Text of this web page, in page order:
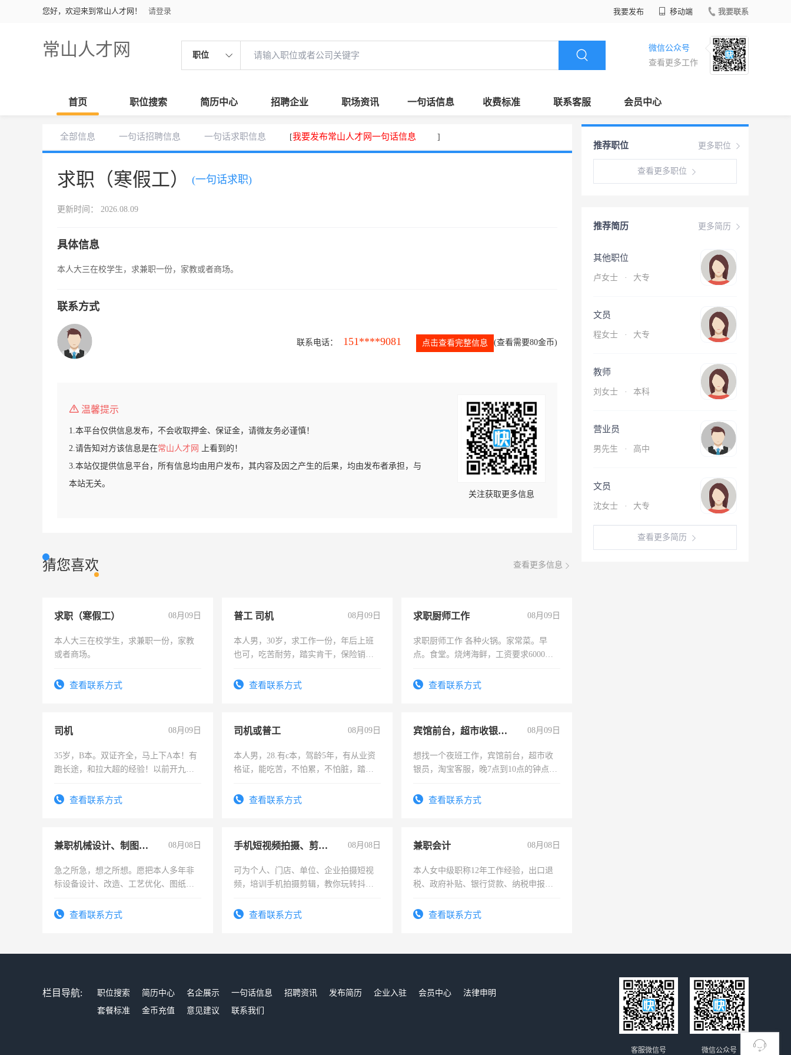
您好，欢迎来到常山人才网！ 请登录 我要发布 移动端 我要联系
常山人才网 职位
微信公众号
查看更多工作
首页 职位搜索 简历中心 招聘企业 职场资讯 一句话信息 收费标准 联系客服 会员中心
全部信息 一句话招聘信息 一句话求职信息 [我要发布常山人才网一句话信息 ]
求职（寒假工） (一句话求职)
更新时间： 2026.08.09
具体信息
本人大三在校学生，求兼职一份，家教或者商场。
联系方式
联系电话： 151****9081 点击查看完整信息 (查看需要80金币)
温馨提示
1.本平台仅供信息发布，不会收取押金、保证金，请微友务必谨慎！
2.请告知对方该信息是在常山人才网
上看到的！
3.本站仅提供信息平台，所有信息均由用户发布，其内容及因之产生的后果，均由发布者承担，与
本站无关。
关注获取更多信息
猜您喜欢 查看更多信息
求职（寒假工） 08月09日
本人大三在校学生，求兼职一份，家教
或者商场。
查看联系方式
普工 司机 08月09日
本人男，30岁，求工作一份，年后上班
也可，吃苦耐劳，踏实肯干，保险销售
查看联系方式
求职厨师工作 08月09日
求职厨师工作 各种火锅。家常菜。早
点。食堂。烧烤海鲜，工资要求6000以
查看联系方式
司机 08月09日
35岁，B本。双证齐全，马上下A本！有
跑长途，和拉大超的经验！以前开九米
查看联系方式
司机或普工 08月09日
本人男，28.有c本，驾龄5年，有从业资
格证，能吃苦，不怕累，不怕脏，踏
查看联系方式
宾馆前台，超市收银员，淘宝客服 08月09日
想找一个夜班工作，宾馆前台，超市收
银员，淘宝客服，晚7点到10点的钟点
号同微信查看联系方式
兼职机械设计、制图、设备改造 08月08日
急之所急，想之所想。愿把本人多年非
标设备设计、改造、工艺优化、图纸制
结识有识之士，共享未来。
查看联系方式
手机短视频拍摄、剪辑、抖音快手 08月08日
可为个人、门店、单位、企业拍摄短视
频，培训手机拍摄剪辑，教你玩转抖音
频，培训手机拍摄剪辑，教你玩转抖
查看联系方式
兼职会计 08月08日
本人女中级职称12年工作经验，出口退
税、政府补贴、银行贷款、纳税申报、
务，财务咨询等业务。欲求兼职会计工
查看联系方式
更多职位
推荐职位
查看更多职位
更多简历
推荐简历
其他职位
卢女士 · 大专
文员
程女士 · 大专
教师
刘女士 · 本科
营业员
男先生 · 高中
文员
沈女士 · 大专
查看更多简历
栏目导航: 职位搜索 简历中心 名企展示 一句话信息 招聘资讯 发布简历 企业入驻 会员中心
法律申明
套餐标准
金币充值 意见建议 联系我们
微信公众号
客服微信号